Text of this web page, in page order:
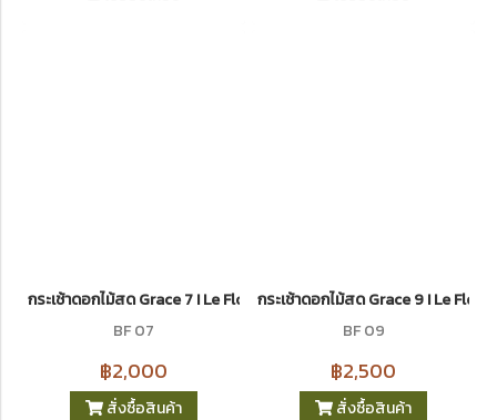
กระเช้าดอกไม้สด Grace 7 I Le Floriste
BF 07
฿2,000
สั่งซื้อสินค้า
กระเช้าดอกไม้สด Grace 9 I Le
BF 09
฿2,500
สั่งซื้อสินค้า